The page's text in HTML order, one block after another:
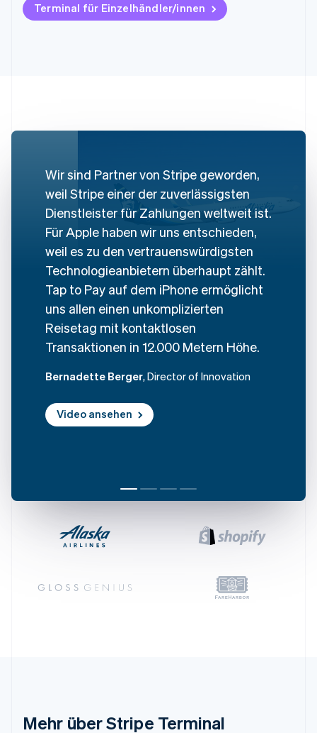
Terminal für Einzelhändler/innen
Wir sind Partner von Stripe geworden,
weil Stripe einer der zuverlässigsten
Dienstleister für Zahlungen weltweit ist.
Für Apple haben wir uns entschieden,
weil es zu den vertrauenswürdigsten
Technologieanbietern überhaupt zählt.
Tap to Pay auf dem iPhone ermöglicht
uns allen einen unkomplizierten
Reisetag mit kontaktlosen
Transaktionen in 12.000 Metern Höhe.
Bernadette Berger, Director of Innovation
Video ansehen
Mehr über Stripe Terminal
Australien
English
Belgien
Nederlands Français Deutsch
Brasilien
Português English
Bulgarien
Dänemark
English
Deutschland
Estland
Festlandchina
Finnland
EnglishSvenska
Indien
English
Italien
Liechtenstein